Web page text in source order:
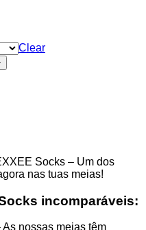
Clear
Socks – Um dos
nas tuas meias!
incomparáveis:
nossas meias têm